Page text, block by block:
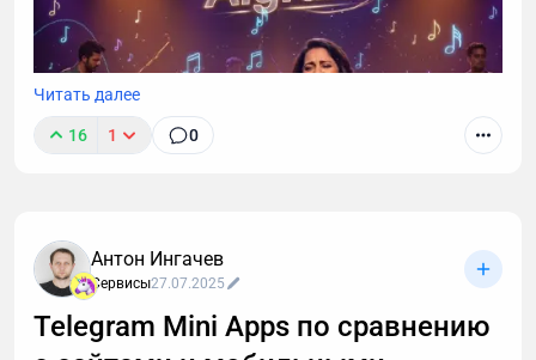
Читать далее
16 1 0
Антон Ингачев
Сервисы27.07.2025
Telegram Mini Apps по сравнению